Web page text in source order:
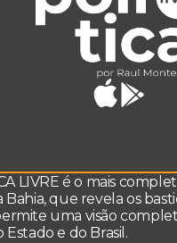
LIVRE é o mais
Bahia, que revela os
uma visão
e do Brasil.